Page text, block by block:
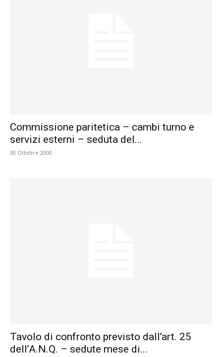
Commissione paritetica – cambi turno e
servizi esterni – seduta del...
30 Ottobre 2000
Tavolo di confronto previsto dall’art. 25
dell’A.N.Q. – sedute mese di...